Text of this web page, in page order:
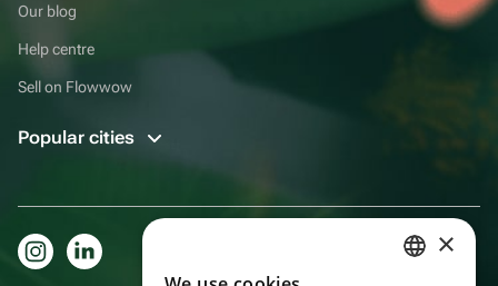
Our blog
Help centre
Sell on Flowwow
Popular cities
×